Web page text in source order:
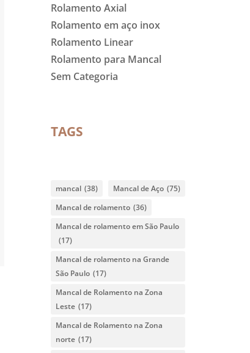
Rolamento Axial
Rolamento em aço inox
Rolamento Linear
Rolamento para Mancal
Sem Categoria
TAGS
mancal (38) Mancal de Aço (75)
Mancal de rolamento (36)
Mancal de rolamento em São Paulo
(17)
Mancal de rolamento na Grande
São Paulo (17)
Mancal de Rolamento na Zona
Leste (17)
Mancal de Rolamento na Zona
norte (17)